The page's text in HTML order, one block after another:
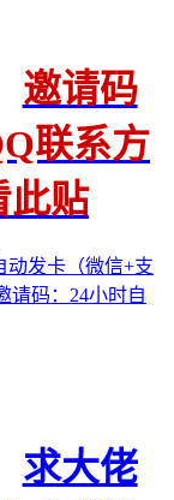
邀请码
联系方
此贴
动发卡（微信+支
请码：24小时自
求大佬